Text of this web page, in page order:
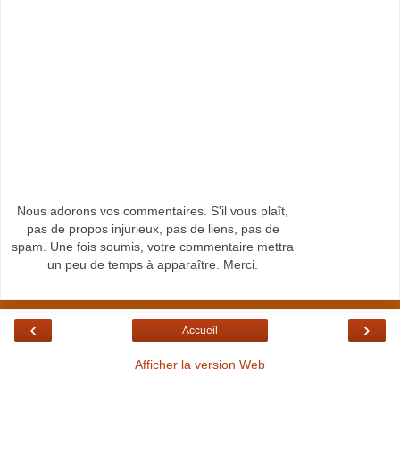
Nous adorons vos commentaires. S'il vous plaît,
pas de propos injurieux, pas de liens, pas de
spam. Une fois soumis, votre commentaire mettra
un peu de temps à apparaître. Merci.
‹ ›
Accueil
Afficher la version Web